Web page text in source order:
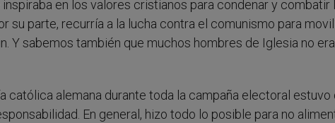
en los valores cristianos para condenar y combatir
su parte, recurría a la lucha contra el comunismo para
Y sabemos también que muchos hombres de Iglesia no
católica alemana durante toda la campaña electoral
En general, hizo todo lo posible para no